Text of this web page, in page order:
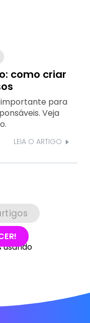
como criar
para
Veja
LEIA O ARTIGO